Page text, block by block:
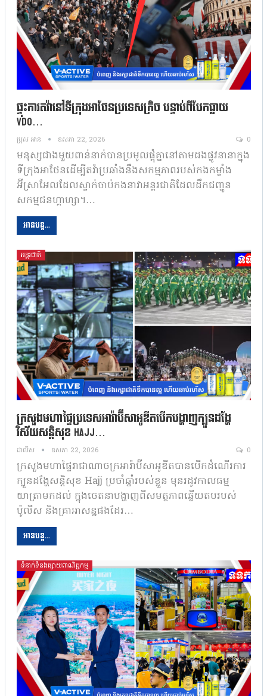
ផ្ទុះការតវ៉ានៅទីក្រុងអាថែនប្រទេសក្រិច បន្ទាប់ពីបែកធ្លាយ
VDO…
ប្រុស អាន ឧសភា 22, 2026 0
មនុស្សជាងមួយពាន់នាក់បានប្រមូលផ្តុំគ្នានៅតាមដងផ្លូវនានាក្នុង
ទីក្រុងអាថែនដើម្បីតវ៉ាប្រឆាំងនឹងសកម្មភាពរបស់កងកម្លាំង
អ៊ីស្រាអែលដែលស្ទាក់ចាប់កងនាវាអន្តរជាតិដែលដឹកជញ្ជូន
សកម្មជនហ្គាហ្សា។…
អានបន្ត...
អន្តរជាតិ
ក្រសួងមហាផ្ទៃប្រទេសអារ៉ាប៊ីសាអូឌីតបើកបង្ហាញក្បួនដង្ហែ
វិស័យសន្តិសុខ Hajj…
ដាលីស ឧសភា 22, 2026 0
ក្រសួងមហាផ្ទៃរាជាណាចក្រអារ៉ាប៊ីសាអូឌីតបានបើកដំណើរការ
ក្បួនដង្ហែសន្តិសុខ Hajj ប្រចាំឆ្នាំរបស់ខ្លួន មុនរដូវកាលធម្ម
យាត្រាមកដល់ ក្នុងចេតនាបង្ហាញពីសមត្ថភាពឆ្លើយតបរបស់
ប៉ូលីស និងគ្រាអាសន្នផងដែរ…
អានបន្ត...
ទំនាក់ទំនងផ្សាយពាណិជ្ជកម្ម